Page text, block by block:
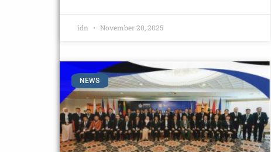
idn November 20, 2025
NEWS